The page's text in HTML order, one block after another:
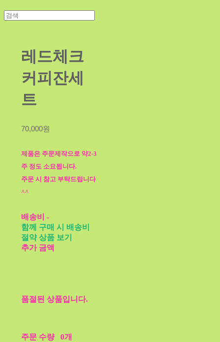
레드체크
커피잔세
트
70,000원
제품은 주문제작으로 약2-3
주 정도 소요됩니다.
주문 시 참고 부탁드립니다
^^
배송비 -
함께 구매 시 배송비
절약 상품 보기
추가 금액
품절된 상품입니다.
주문 수량
0개